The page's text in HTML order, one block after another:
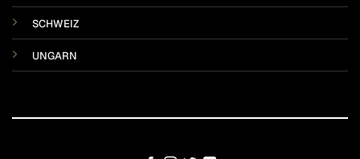
SCHWEIZ
UNGARN